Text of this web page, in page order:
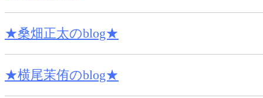
★桑畑正太のblog★
★横尾茉侑のblog★